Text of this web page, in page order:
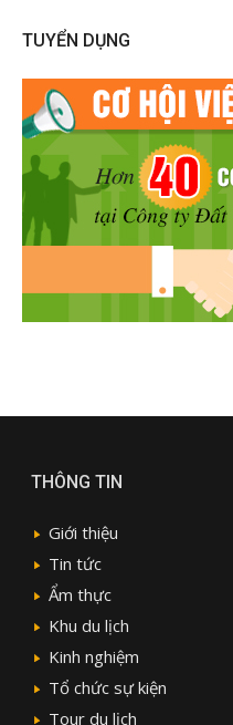
TUYỂN DỤNG
THÔNG TIN
Giới thiệu
Tin tức
Ẩm thực
Khu du lịch
Kinh nghiệm
Tổ chức sự kiện
Tour du lịch